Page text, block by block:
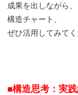
成果を出しながら
構造チャート、
ぜひ活用してみてく
■構造思考：実